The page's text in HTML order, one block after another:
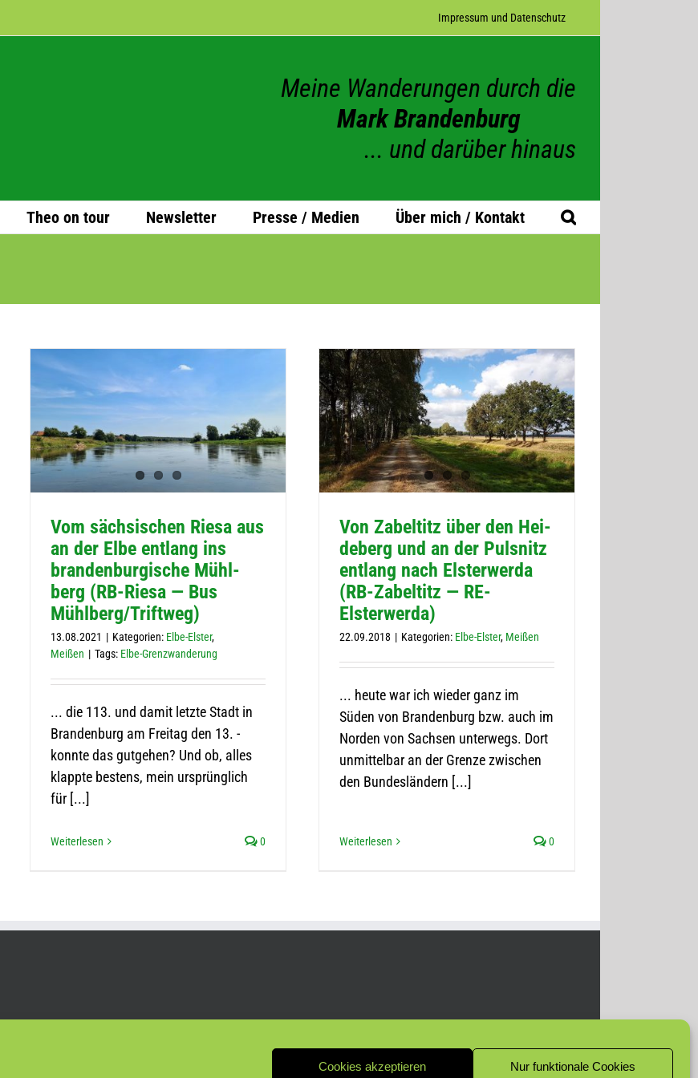
Cookies akzeptieren Nur funktionale Cookies
Impres­sum und Datenschutz
Meine Wanderungen durch die
Mark Brandenburg
... und darüber hinaus
Theo on tour News­let­ter Presse / Medien Über mich / Kontakt
Vom säch­si­schen Riesa aus
an der Elbe ent­lang ins
bran­den­bur­gi­sche Mühl­
berg (RB-Riesa — Bus
Mühlberg/Triftweg)
13.08.2021 | Kategorien: Elbe-Elster,
Meißen | Tags: Elbe-Grenzwanderung
... die 113. und damit letzte Stadt in
Brandenburg am Freitag den 13. -
konnte das gutgehen? Und ob, alles
klappte bestens, mein ursprünglich
für [...]
Weiterlesen 0
Von Zabel­titz über den Hei­
de­berg und an der Puls­nitz
ent­lang nach Els­ter­werda
(RB-Zabel­titz — RE-
Elsterwerda)
22.09.2018 | Kategorien: Elbe-Elster, Meißen
... heute war ich wieder ganz im
Süden von Brandenburg bzw. auch im
Norden von Sachsen unterwegs. Dort
unmittelbar an der Grenze zwischen
den Bundesländern [...]
Weiterlesen 0